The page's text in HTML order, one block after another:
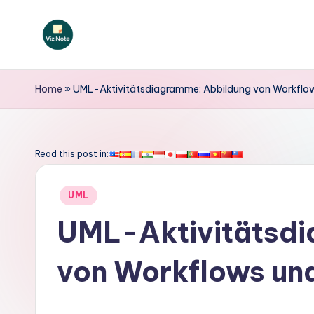
V
iz
o
Home »UML-Aktivitätsdiagramme: Abbildung von
Read this post in:
Posted
UML
UML-
von Workflows